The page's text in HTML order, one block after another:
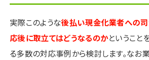
実際このような後払い現金化業者への
応後に取立てはどうなるのかということ
る多数の対応事例から検討します。なお